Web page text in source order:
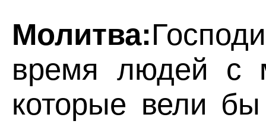
Молитва:
время людей с
которые вели